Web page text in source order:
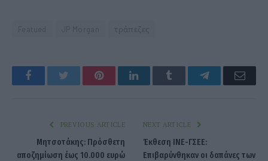
τράπεζες
Facebook Twitter PinterestLinkedIn Tumblr Telegram
PREVIOUS ARTICLE
Μητσοτάκης: Πρόσθετη
αποζημίωση έως 10.000 ευρώ
NEXT ARTICLE
Έκθεση ΙΝΕ-ΓΣΕΕ:
Επιβαρύνθηκαν οι δαπάνες των